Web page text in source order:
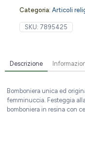
Categoria: Articoli
SKU: 7895425
Descrizione
Bomboniera unica ed
femminuccia. Festeggia
bomboniera in resina con